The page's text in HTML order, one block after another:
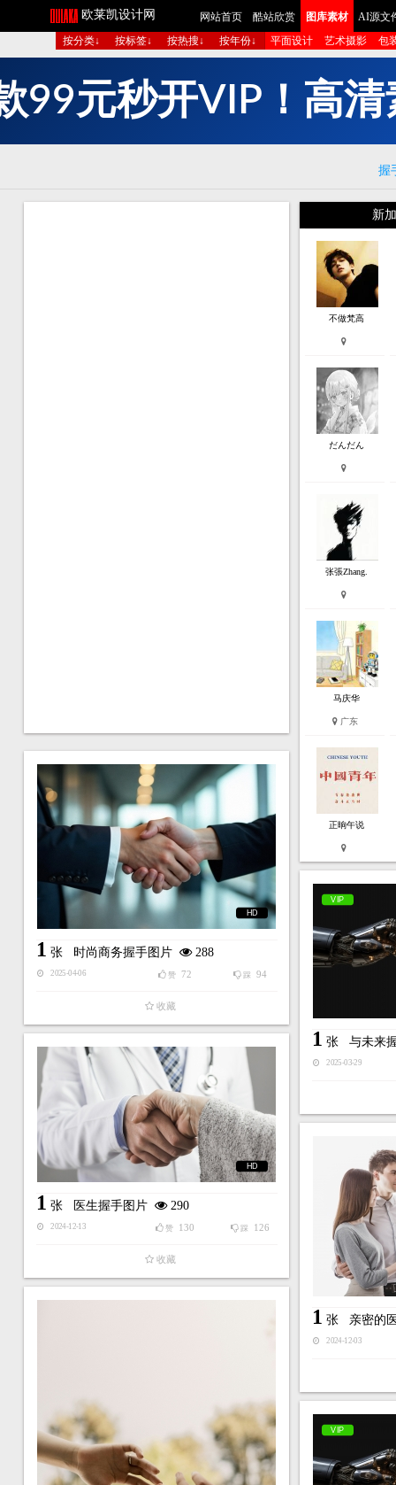
欧莱凯设计网 网站首页 酷站欣赏 图库素材
AI源文
按分类↓
按标签↓ 按热搜↓ 按年份↓ 平面设计 艺术摄影 包
P ！ 高清
多 组 图 生 成 短
握
新
不做梵高
だんだん
张張Zhang.
马庆华
广东
正晌午说
HD
1 张 时尚商务握手图片 288
2025-04-06 踩 94
赞 72
收藏
VIP
1 张 与未来
2025-03-29
HD
1 张 医生握手图片 290
2024-12-13 踩 126
赞 130
收藏
1 张 亲密的
2024-12-03
VIP